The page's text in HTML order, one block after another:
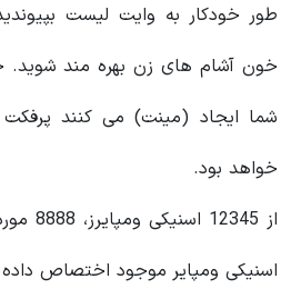
طور خودکار به وایت لیست
خون آشام های زن بهره مند
شما ایجاد (مینت) می کنند
خواهد بود.
از
اسنیکی ومپایر موجود اختصاص